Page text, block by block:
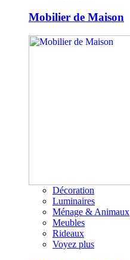
Mobilier de Maison
Décoration
Luminaires
Ménage & Animaux
Meubles
Rideaux
Voyez plus